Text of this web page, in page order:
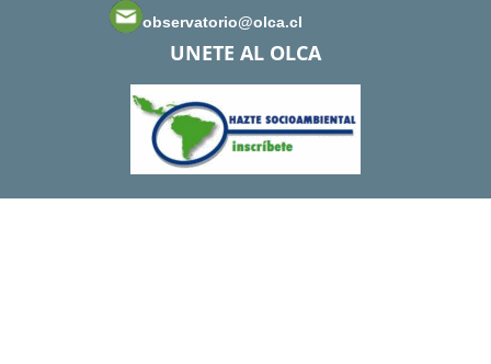
observatorio@olca.cl
UNETE AL OLCA